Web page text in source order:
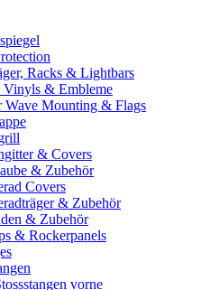
Racks & Lightbars
Vinyls & Embleme
Wave Mounting & Flags
& Covers
& Zubehör
Covers
& Zubehör
& Zubehör
& Rockerpanels
vorne